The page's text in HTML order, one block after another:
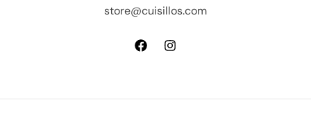
store@cuisillos.com